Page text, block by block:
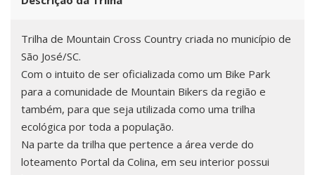
Trilha de Mountain Cross Country criada no município de
São José/SC.
Com o intuito de ser oficializada como um Bike Park
para a comunidade de Mountain Bikers da região e
também, para que seja utilizada como uma trilha
ecológica por toda a população.
Na parte da trilha que pertence a área verde do
loteamento Portal da Colina, em seu interior possui